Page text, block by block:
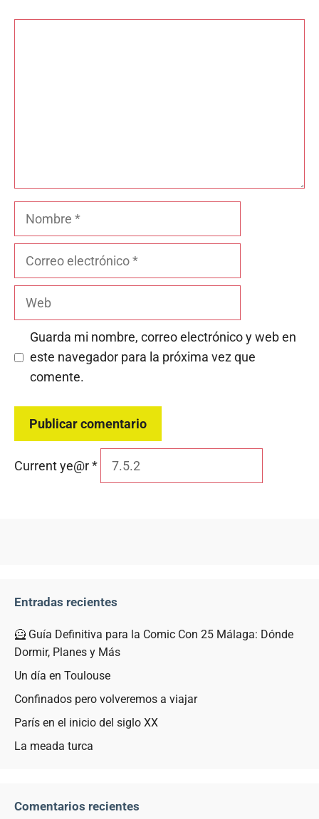
Nombre
Guarda mi nombre, correo electrónico y web en
este navegador para la próxima vez que
comente.
Current ye@r*
Entradas recientes
🦸 Guía Definitiva para la Comic Con 25 Málaga: Dónde
Dormir, Planes y Más
Un día en Toulouse
Confinados pero volveremos a viajar
París en el inicio del siglo XX
La meada turca
Comentarios recientes